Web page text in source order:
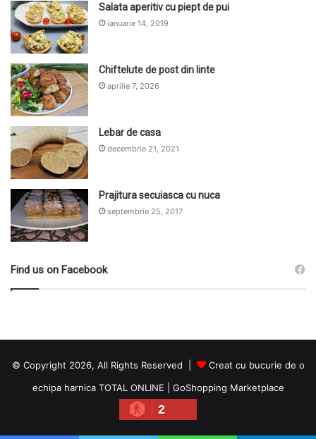
Salata aperitiv cu piept de pui
ianuarie 14, 2019
Chiftelute de post din linte
aprilie 7, 2026
Lebar de casa
decembrie 21, 2021
Prajitura secuiasca cu nuca
septembrie 25, 2017
Find us on Facebook
© Copyright 2026, All Rights Reserved |
Creat cu bucurie de o
echipa harnica TOTAL ONLINE
GoShopping Marketplace
2